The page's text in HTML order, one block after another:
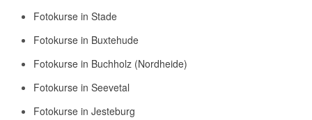
Fotokurse in Stade
Fotokurse in Buxtehude
Fotokurse in Buchholz (Nordheide)
Fotokurse in Seevetal
Fotokurse in Jesteburg